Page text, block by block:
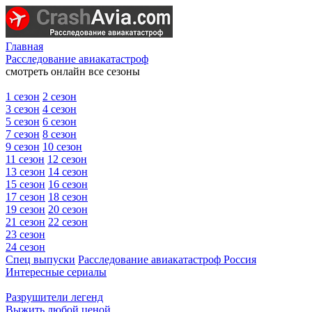
Главная
Расследование авиакатастроф
смотреть онлайн все сезоны
1 сезон 2 сезон
3 сезон 4 сезон
5 сезон 6 сезон
7 сезон 8 сезон
9 сезон 10 сезон
11 сезон 12 сезон
13 сезон 14 сезон
15 сезон 16 сезон
17 сезон 18 сезон
19 сезон 20 сезон
21 сезон 22 сезон
23 сезон
24 сезон
Спец выпуски Расследование авиакатастроф Россия
Интересные сериалы
Разрушители легенд
Выжить любой ценой